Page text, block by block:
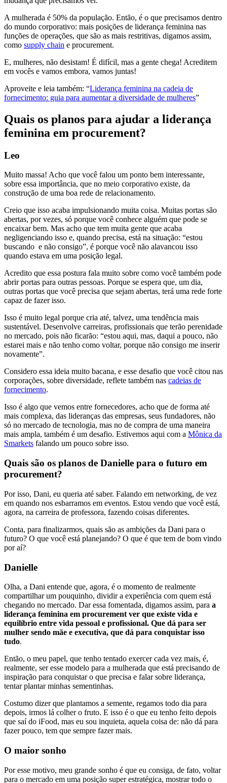
A mulherada é 50% da população. Então, é o que precisamos dentro
do mundo corporativo: mais posições de liderança feminina nas
funções de operações, que são as mais restritivas, digamos assim,
como supply chain e procurement.
E, mulheres, não desistam! É difícil, mas a gente chega! Acreditem
em vocês e vamos embora, vamos juntas!
Aproveite e leia também: “Liderança feminina na cadeia de
fornecimento: guia para aumentar a diversidade de mulheres”
Quais os planos para ajudar a liderança
feminina em procurement?
Leo
Muito massa! Acho que você falou um ponto bem interessante,
sobre essa importância, que no meio corporativo existe, da
construção de uma boa rede de relacionamento.
Creio que isso acaba impulsionando muita coisa. Muitas portas são
abertas, por vezes, só porque você conhece alguém que pode se
encaixar bem. Mas acho que tem muita gente que acaba
negligenciando isso e, quando precisa, está na situação: “estou
buscando e não consigo”, é porque você não alavancou isso
quando estava em uma posição legal.
Acredito que essa postura fala muito sobre como você também pode
abrir portas para outras pessoas. Porque se espera que, um dia,
outras portas que você precisa que sejam abertas, terá uma rede forte
capaz de fazer isso.
Isso é muito legal porque cria até, talvez, uma tendência mais
sustentável. Desenvolve carreiras, profissionais que terão perenidade
no mercado, pois não ficarão: “estou aqui, mas, daqui a pouco, não
estarei mais e não tenho como voltar, porque não consigo me inserir
novamente”.
Considero essa ideia muito bacana, e esse desafio que você citou nas
corporações, sobre diversidade, reflete também nas cadeias de
fornecimento.
Isso é algo que vemos entre fornecedores, acho que de forma até
mais complexa, das lideranças das empresas, seus fundadores, não
só no mercado de tecnologia, mas no de compra de uma maneira
mais ampla, também é um desafio. Estivemos aqui com a Mônica da
Smarkets falando um pouco sobre isso.
Quais são os planos de Danielle para o futuro em
procurement?
Por isso, Dani, eu queria até saber. Falando em networking, de vez
em quando nos esbarramos em eventos. Estou vendo que você está,
agora, na carreira de professora, fazendo coisas diferentes.
Conta, para finalizarmos, quais são as ambições da Dani para o
futuro? O que você está planejando? O que é que tem de bom vindo
por aí?
Danielle
Olha, a Dani entende que, agora, é o momento de realmente
compartilhar um pouquinho, dividir a experiência com quem está
chegando no mercado. Dar essa fomentada, digamos assim, para a
liderança feminina em procurement ver que existe vida e
equilíbrio entre vida pessoal e profissional. Que dá para ser
mulher sendo mãe e executiva, que dá para conquistar isso
tudo.
Então, o meu papel, que tenho tentado exercer cada vez mais, é,
realmente, ser esse modelo para a mulherada que está precisando de
inspiração para conquistar o que precisa e falar sobre liderança,
tentar plantar minhas sementinhas.
Costumo dizer que plantamos a semente, regamos todo dia para
depois, irmos lá colher o fruto. E isso é o que eu tenho feito depois
que saí do iFood, mas eu sou inquieta, aquela coisa de: não dá para
fazer pouco, tem que sempre fazer mais.
O maior sonho
Por esse motivo, meu grande sonho é que eu consiga, de fato, voltar
para o mercado em uma posição super estratégica, mostrar todo o